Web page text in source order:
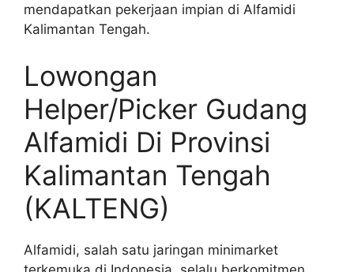
mendapatkan pekerjaan impian di Alfamidi
Kalimantan Tengah.
Lowongan
Helper/Picker Gudang
Alfamidi Di Provinsi
Kalimantan Tengah
(KALTENG)
Alfamidi, salah satu jaringan minimarket